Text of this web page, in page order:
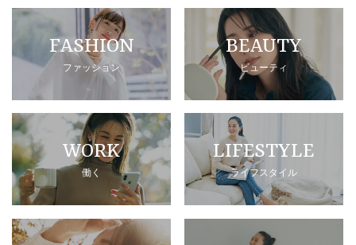
FASHION
ファッション
BEAUTY
ビューティ
WORK
働く
LIFESTYLE
ライフスタイル